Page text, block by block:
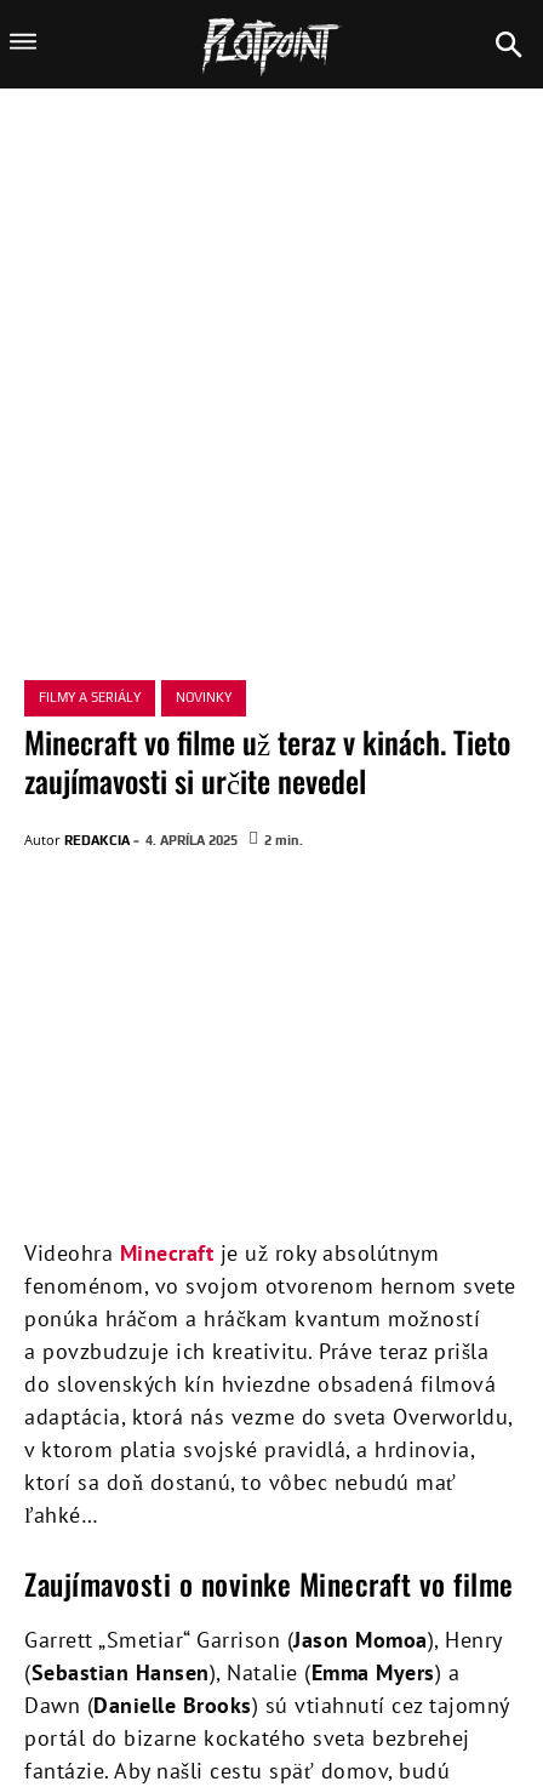
FILMY A SERIÁLY NOVINKY
Minecraft vo filme už teraz v kinách. Tieto
zaujímavosti si určite nevedel
Autor REDAKCIA - 4. APRÍLA 2025 2 min.
Videohra Minecraft je už roky absolútnym
fenoménom, vo svojom otvorenom hernom svete
ponúka hráčom a hráčkam kvantum možností
a povzbudzuje ich kreativitu. Práve teraz prišla
do slovenských kín hviezdne obsadená filmová
adaptácia, ktorá nás vezme do sveta Overworldu,
v ktorom platia svojské pravidlá, a hrdinovia,
ktorí sa doň dostanú, to vôbec nebudú mať
ľahké…
Zaujímavosti o novinke Minecraft vo filme
Garrett „Smetiar“ Garrison (Jason Momoa), Henry
(Sebastian Hansen), Natalie (Emma Myers) a
Dawn (Danielle Brooks) sú vtiahnutí cez tajomný
portál do bizarne kockatého sveta bezbrehej
fantázie. Aby našli cestu späť domov, budú